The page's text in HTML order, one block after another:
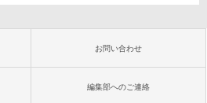
お問い合わせ
編集部へのご連絡